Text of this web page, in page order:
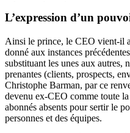
L’expression d’un
Ainsi le prince, le CEO vient-il
donné aux instances
substituant les unes aux autres,
prenantes (clients, prospects,
Christophe Barman, par ce
devenu ex-CEO comme toute
abonnés absents pour sertir le
personnes et des équipes.